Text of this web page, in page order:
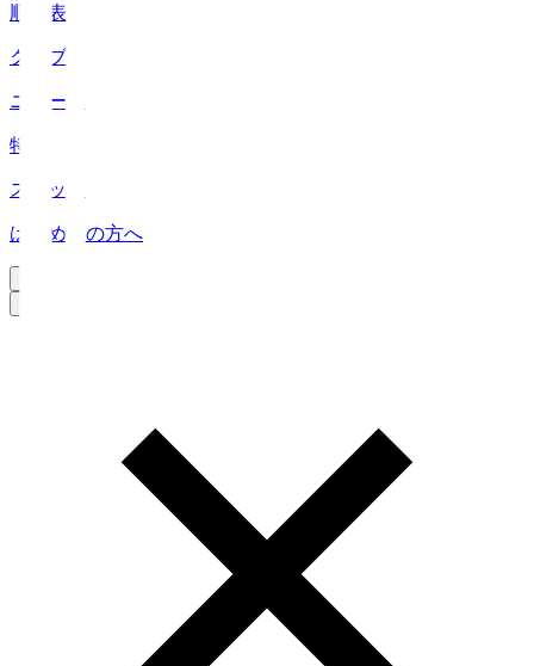
順位表
クラブ
ニュース
特集
スタッツ
はじめての方へ